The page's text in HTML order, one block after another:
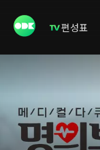
편성표